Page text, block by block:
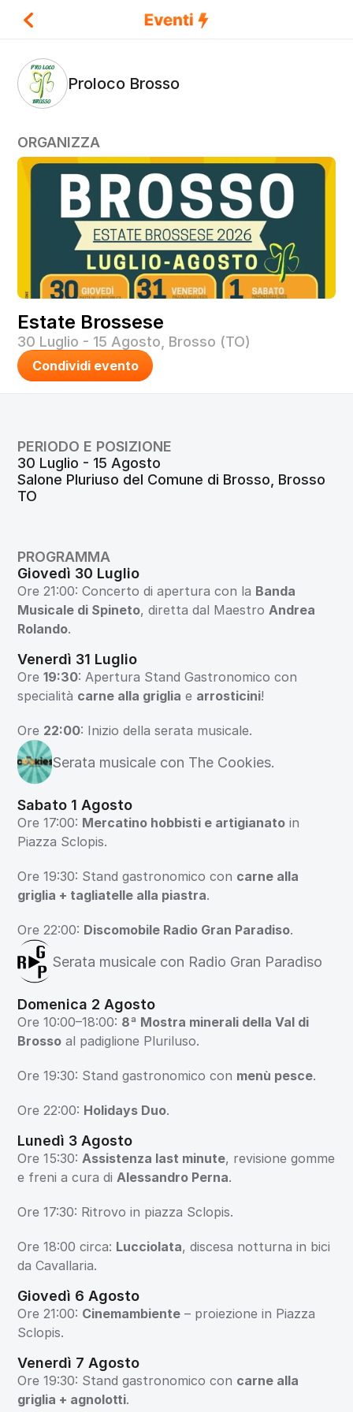
Proloco Brosso
ORGANIZZA
30 Luglio - 15 Agosto
Salone Pluriuso del Comune di Brosso, Brosso
TO
PERIODO E POSIZIONE
Name
Condividi evento
30 Luglio - 15 Agosto, Brosso (TO)
Estate Brossese
Giovedì 30 Luglio
Ore 21:00: Concerto di apertura con la Banda
Musicale di Spineto, diretta dal Maestro Andrea
Rolando.
Venerdì 31 Luglio
Ore 19:30: Apertura Stand Gastronomico con
specialità carne alla griglia e arrosticini!
Ore 22:00: Inizio della serata musicale.
Serata musicale con The Cookies.
Sabato 1 Agosto
Ore 17:00: Mercatino hobbisti e artigianato in
Piazza Sclopis.
Ore 19:30: Stand gastronomico con carne alla
griglia + tagliatelle alla piastra.
Ore 22:00: Discomobile Radio Gran Paradiso.
Serata musicale con Radio Gran Paradiso
Domenica 2 Agosto
Ore 10:00–18:00: 8ª Mostra minerali della Val di
Brosso al padiglione Pluriluso.
Ore 19:30: Stand gastronomico con menù pesce.
Ore 22:00: Holidays Duo.
Lunedì 3 Agosto
Ore 15:30: Assistenza last minute, revisione gomme
e freni a cura di Alessandro Perna.
Ore 17:30: Ritrovo in piazza Sclopis.
Ore 18:00 circa: Lucciolata, discesa notturna in bici
da Cavallaria.
Giovedì 6 Agosto
Ore 21:00: Cinemambiente – proiezione in Piazza
Sclopis.
Venerdì 7 Agosto
Ore 19:30: Stand gastronomico con carne alla
griglia + agnolotti.
PROGRAMMA